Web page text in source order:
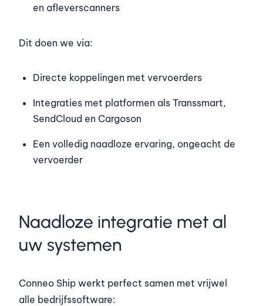
en afleverscanners
Dit doen we via:
Directe koppelingen met vervoerders
Integraties met platformen als Transsmart,
SendCloud en Cargoson
Een volledig naadloze ervaring, ongeacht de
vervoerder
Naadloze integratie met al
uw systemen
Conneo Ship werkt perfect samen met vrijwel
alle bedrijfssoftware: